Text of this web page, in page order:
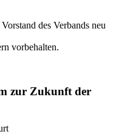
des Verbands neu
vorbehalten.
zur Zukunft der